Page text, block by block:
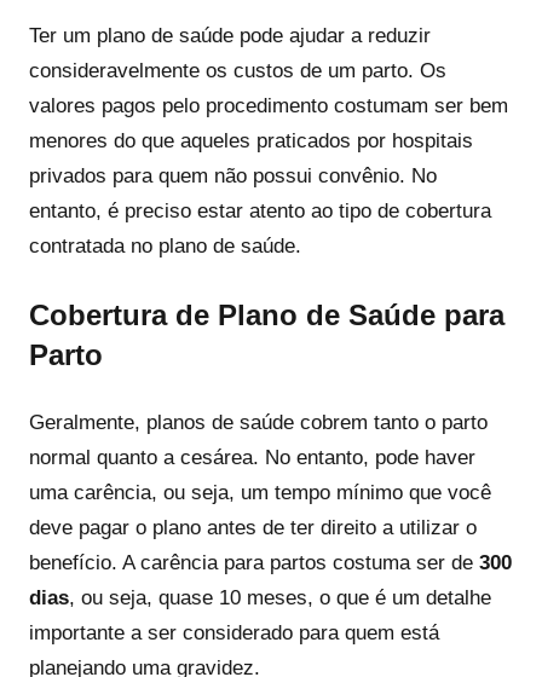
Ter um plano de saúde pode ajudar a reduzir
consideravelmente os custos de um parto. Os
valores pagos pelo procedimento costumam ser bem
menores do que aqueles praticados por hospitais
privados para quem não possui convênio. No
entanto, é preciso estar atento ao tipo de cobertura
contratada no plano de saúde.
Cobertura de Plano de Saúde para
Parto
Geralmente, planos de saúde cobrem tanto o parto
normal quanto a cesárea. No entanto, pode haver
uma carência, ou seja, um tempo mínimo que você
deve pagar o plano antes de ter direito a utilizar o
benefício. A carência para partos costuma ser de 300
dias, ou seja, quase 10 meses, o que é um detalhe
importante a ser considerado para quem está
planejando uma gravidez.